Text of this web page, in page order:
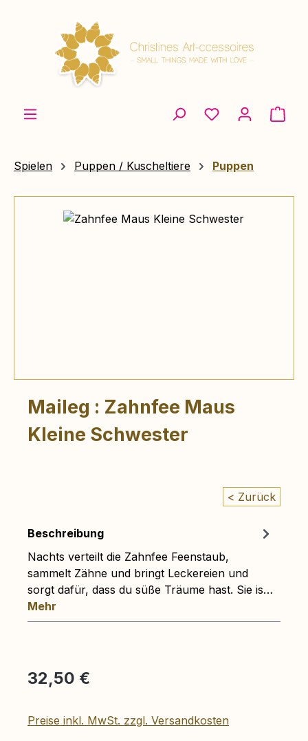
Spielen Puppen / Kuscheltiere Puppen
Bildergalerie überspringen
Maileg : Zahnfee Maus
Kleine Schwester
< Zurück
Beschreibung
Nachts verteilt die Zahnfee Feenstaub,
sammelt Zähne und bringt Leckereien und
sorgt dafür, dass du süße Träume hast. Sie is…
Mehr
Regulärer Preis:
32,50 €
Preise inkl. MwSt. zzgl. Versandkosten